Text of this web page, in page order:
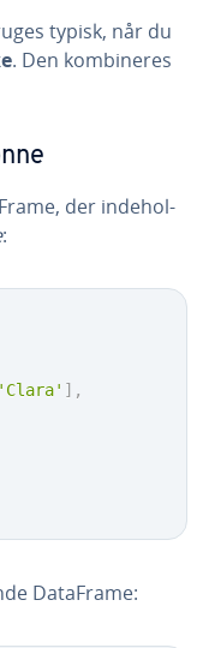
typisk, når du
. Den kom­bi­ne­res
der in­de­hol­
:
'Clara' ] ,
DataFrame: